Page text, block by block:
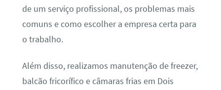
de um serviço profissional, os problemas mais
comuns e como escolher a empresa certa para
o trabalho.
Além disso, realizamos manutenção de freezer,
balcão fricorífico e câmaras frias em Dois